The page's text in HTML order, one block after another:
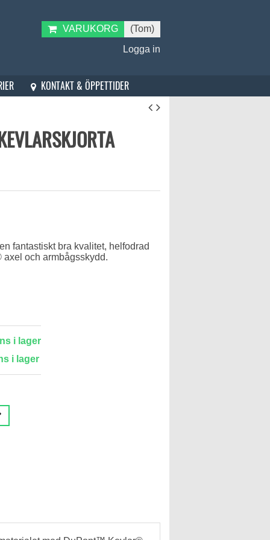
VARUKORG
(Tom)
Logga in
KONTAKT & ÖPPETTIDER
fantastiskt bra kvalitet, helfodrad
och armbågsskydd.
i lager
i lager